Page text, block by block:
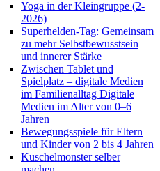
Yoga in der Kleingruppe (2-
2026)
Superhelden-Tag: Gemeinsam
zu mehr Selbstbewusstsein
und innerer Stärke
Zwischen Tablet und
Spielplatz – digitale Medien
im Familienalltag Digitale
Medien im Alter von 0–6
Jahren
Bewegungsspiele für Eltern
und Kinder von 2 bis 4 Jahren
Kuschelmonster selber